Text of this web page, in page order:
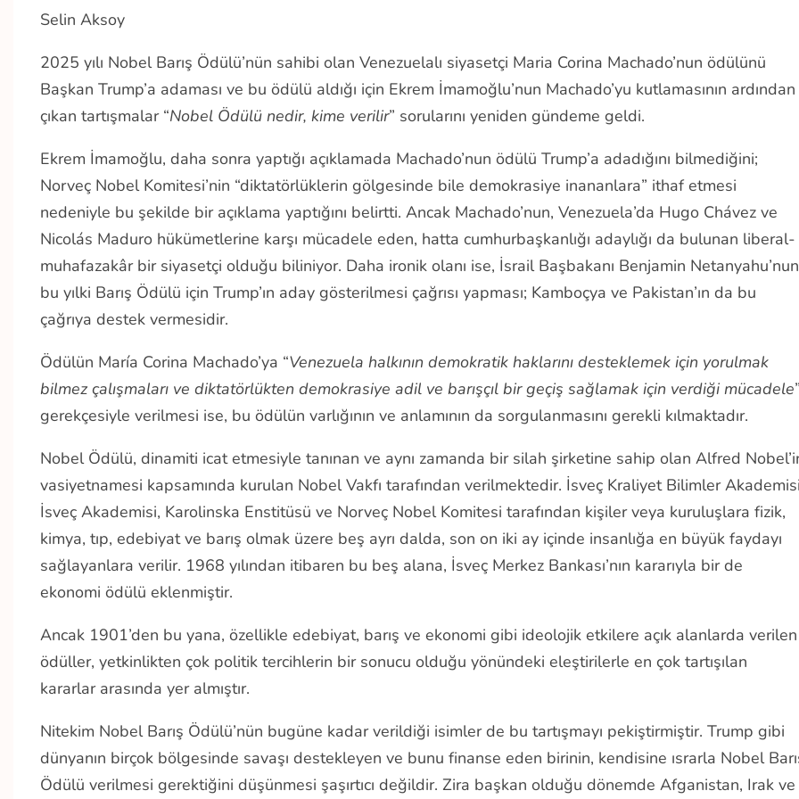
Selin Aksoy
2025 yılı Nobel Barış Ödülü’nün sahibi olan Venezuelalı siyasetçi Maria Corina Machado’nun ödülünü
Başkan Trump’a adaması ve bu ödülü aldığı için Ekrem İmamoğlu’nun Machado’yu kutlamasının ardından
çıkan tartışmalar “Nobel Ödülü nedir, kime verilir” sorularını yeniden gündeme geldi.
Ekrem İmamoğlu, daha sonra yaptığı açıklamada Machado’nun ödülü Trump’a adadığını bilmediğini;
Norveç Nobel Komitesi’nin “diktatörlüklerin gölgesinde bile demokrasiye inananlara” ithaf etmesi
nedeniyle bu şekilde bir açıklama yaptığını belirtti. Ancak Machado’nun, Venezuela’da Hugo Chávez ve
Nicolás Maduro hükümetlerine karşı mücadele eden, hatta cumhurbaşkanlığı adaylığı da bulunan liberal-
muhafazakâr bir siyasetçi olduğu biliniyor. Daha ironik olanı ise, İsrail Başbakanı Benjamin Netanyahu’nun
bu yılki Barış Ödülü için Trump’ın aday gösterilmesi çağrısı yapması; Kamboçya ve Pakistan’ın da bu
çağrıya destek vermesidir.
Ödülün María Corina Machado’ya “Venezuela halkının demokratik haklarını desteklemek için yorulmak
bilmez çalışmaları ve diktatörlükten demokrasiye adil ve barışçıl bir geçiş sağlamak için verdiği mücadele
gerekçesiyle verilmesi ise, bu ödülün varlığının ve anlamının da sorgulanmasını gerekli kılmaktadır.
Nobel Ödülü, dinamiti icat etmesiyle tanınan ve aynı zamanda bir silah şirketine sahip olan Alfred
vasiyetnamesi kapsamında kurulan Nobel Vakfı tarafından verilmektedir. İsveç Kraliyet Bilimler
İsveç Akademisi, Karolinska Enstitüsü ve Norveç Nobel Komitesi tarafından kişiler veya kuruluşlara fizik,
kimya, tıp, edebiyat ve barış olmak üzere beş ayrı dalda, son on iki ay içinde insanlığa en büyük faydayı
sağlayanlara verilir. 1968 yılından itibaren bu beş alana, İsveç Merkez Bankası’nın kararıyla bir de
ekonomi ödülü eklenmiştir.
Ancak 1901’den bu yana, özellikle edebiyat, barış ve ekonomi gibi ideolojik etkilere açık alanlarda verilen
ödüller, yetkinlikten çok politik tercihlerin bir sonucu olduğu yönündeki eleştirilerle en çok tartışılan
kararlar arasında yer almıştır.
Nitekim Nobel Barış Ödülü’nün bugüne kadar verildiği isimler de bu tartışmayı pekiştirmiştir. Trump gibi
dünyanın birçok bölgesinde savaşı destekleyen ve bunu finanse eden birinin, kendisine ısrarla Nobel
Ödülü verilmesi gerektiğini düşünmesi şaşırtıcı değildir. Zira başkan olduğu dönemde Afganistan, Irak ve